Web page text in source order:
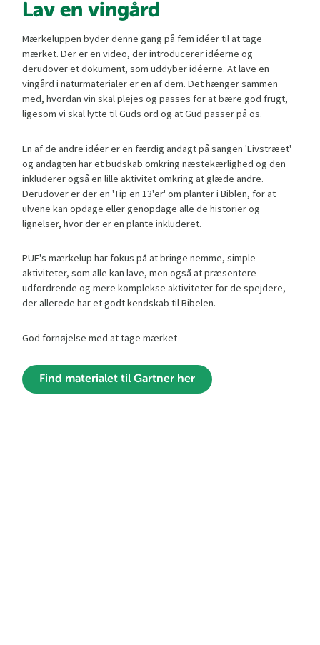
Lav en vingård
Mærkeluppen byder denne gang på fem idéer til at tage
mærket. Der er en video, der introducerer idéerne og
derudover et dokument, som uddyber idéerne. At lave en
vingård i naturmaterialer er en af dem. Det hænger sammen
med, hvordan vin skal plejes og passes for at bære god frugt,
ligesom vi skal lytte til Guds ord og at Gud passer på os.
En af de andre idéer er en færdig andagt på sangen 'Livstræet'
og andagten har et budskab omkring næstekærlighed og den
inkluderer også en lille aktivitet omkring at glæde andre.
Derudover er der en 'Tip en 13'er' om planter i Biblen, for at
ulvene kan opdage eller genopdage alle de historier og
lignelser, hvor der er en plante inkluderet.
PUF's mærkelup har fokus på at bringe nemme, simple
aktiviteter, som alle kan lave, men også at præsentere
udfordrende og mere komplekse aktiviteter for de spejdere,
der allerede har et godt kendskab til Bibelen.
God fornøjelse med at tage mærket
Find materialet til Gartner her